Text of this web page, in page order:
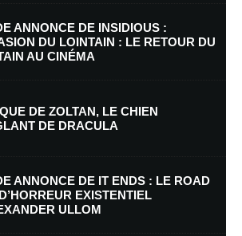
BO, les comics, le t-shirt (reçu pendant
mais je n’ai pas encore acheté
ANNONCE DE INSIDIOUS :
DU LOINTAIN : LE RETOUR DU
AU CINÉMA
DE ZOLTAN, LE CHIEN
DE DRACULA
ANNONCE DE IT ENDS : LE ROAD
EXISTENTIEL
ULLOM